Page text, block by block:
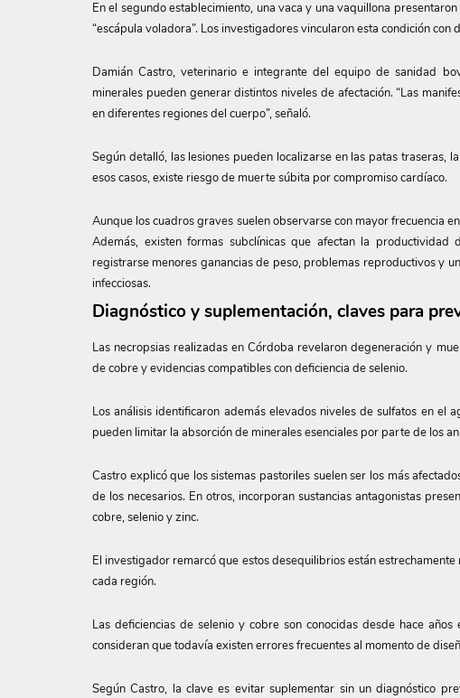
En el segundo establecimiento, una vaca y una vaquillona
“escápula voladora”. Los investigadores vincularon esta condición con
Damián Castro, veterinario e integrante del equipo de sanidad
minerales pueden generar distintos niveles de afectación. “Las
en diferentes regiones del cuerpo”, señaló.
Según detalló, las lesiones pueden localizarse en las patas traseras,
esos casos, existe riesgo de muerte súbita por compromiso cardíaco.
Aunque los cuadros graves suelen observarse con mayor frecuencia
Además, existen formas subclínicas que afectan la
registrarse menores ganancias de peso, problemas reproductivos y
infecciosas.
Diagnóstico y suplementación, claves para
Las necropsias realizadas en Córdoba revelaron degeneración y
de cobre y evidencias compatibles con deficiencia de selenio.
Los análisis identificaron además elevados niveles de sulfatos en el
pueden limitar la absorción de minerales esenciales por parte de los
Castro explicó que los sistemas pastoriles suelen ser los más
de los necesarios. En otros, incorporan sustancias antagonistas
cobre, selenio y zinc.
El investigador remarcó que estos desequilibrios están
cada región.
Las deficiencias de selenio y cobre son conocidas desde hace
consideran que todavía existen errores frecuentes al momento de
Según Castro, la clave es evitar suplementar sin un diagnóstico